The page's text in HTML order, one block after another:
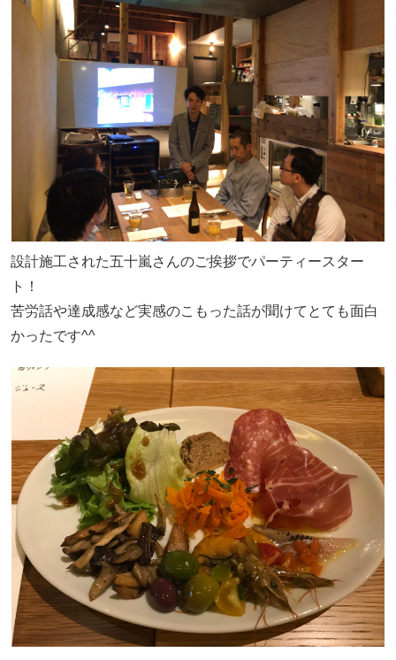
設計施工された五十嵐さんのご挨拶でパーティースター
ト！
苦労話や達成感など実感のこもった話が聞けてとても面白
かったです^^